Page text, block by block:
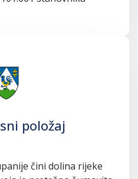
položaj
čini dolina rijeke